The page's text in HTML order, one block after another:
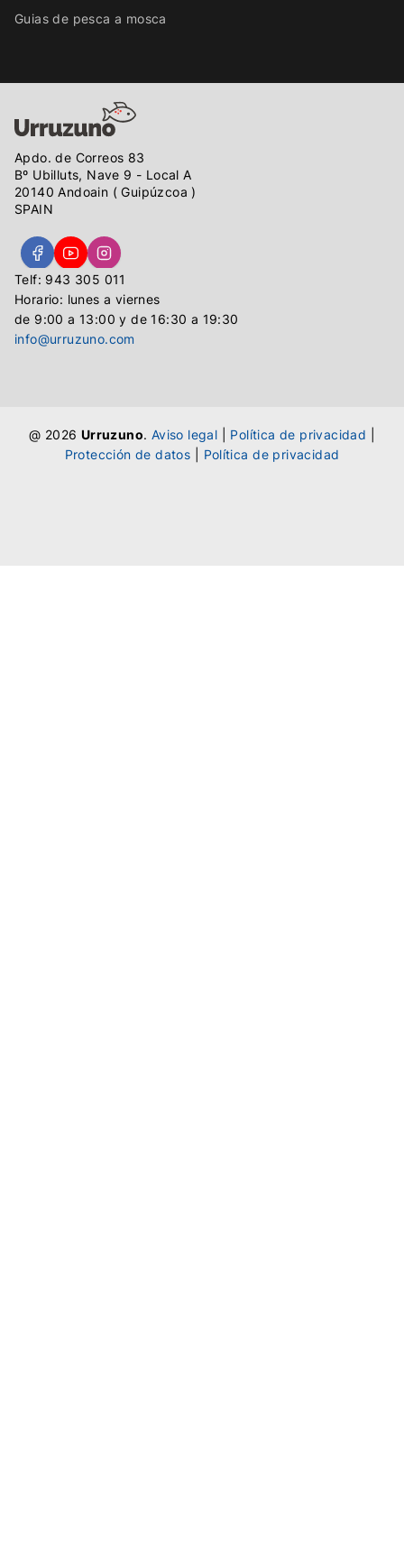
Guias de pesca a mosca
Apdo. de Correos 83
Bº Ubilluts, Nave 9 - Local A
20140 Andoain ( Guipúzcoa )
SPAIN
Telf: 943 305 011
Horario: lunes a viernes
de 9:00 a 13:00 y de 16:30 a 19:30
info@urruzuno.com
@ 2026 Urruzuno. Aviso legal Política de privacidad
Protección de datos
Política de privacidad